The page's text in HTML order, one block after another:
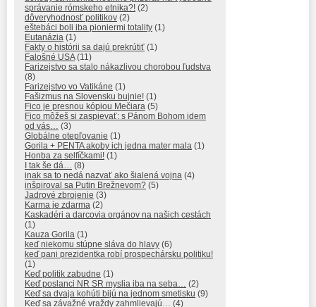
správanie rómskeho etnika?! (2)
dôveryhodnosť politikov (2)
eštebáci boli iba pioniermi totality (1)
Eutanázia (1)
Fakty o histórii sa dajú prekrútiť (1)
Falošné USA(11)
Farizejstvo sa stalo nákazlivou chorobou ľudstva
(8)
Farizejstvo vo Vatikáne (1)
Fašizmus na Slovensku bujnie! (1)
Fico je presnou kópiou Mečiara (5)
Fico môžeš si zaspievať: s Pánom Bohom idem
od vás… (3)
Globálne otepľovanie (1)
Gorila + PENTA akoby ich jedna mater mala (1)
Honba za selfíčkami! (1)
I tak še dá… (8)
inak sa to nedá nazvať ako šialená vojna (4)
inšpiroval sa Putin Brežnevom? (5)
Jadrové zbrojenie (3)
Karma je zdarma (2)
Kaskadéri a darcovia orgánov na našich cestách
(1)
Kauza Gorila (1)
keď niekomu stúpne sláva do hlavy (6)
keď pani prezidentka robí prospechársku politiku!
(1)
Keď politik zabudne (1)
Keď poslanci NR SR myslia iba na seba… (2)
Keď sa dvaja kohúti bijú na jednom smetisku (9)
Keď sa závažné vraždy zahmlievajú… (4)